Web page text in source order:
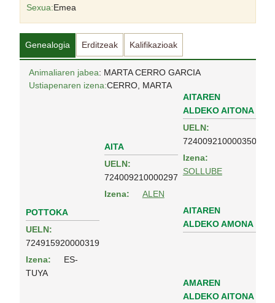
Sexua:Emea
Genealogia Erditzeak Kalifikazioak
Animaliaren jabea: MARTA CERRO GARCIA
Ustiapenaren izena:CERRO, MARTA
POTTOKA
UELN:
724915920000319
Izena:
ES-
TUYA
AITA
UELN:
724009210000297
Izena:
ALEN
AITAREN
ALDEKO AITONA
UELN:
724009210000350
Izena:
SOLLUBE
AITAREN
ALDEKO AMONA
AMAREN
ALDEKO AITONA